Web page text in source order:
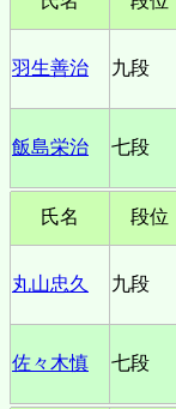
羽生善治 九段
飯島栄治 七段
氏名 段位
丸山忠久 九段
佐々木慎 七段